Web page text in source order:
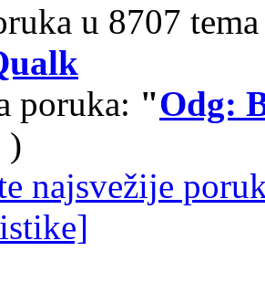
u 8707
poruka: "Odg:
)
najsvežije